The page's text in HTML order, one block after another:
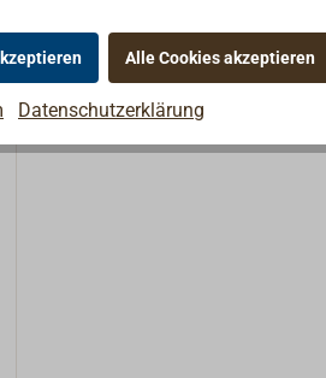
Sicherung der
Wirbelschäkel ist auch für
Anker geeignet.
Alle Cookies akzeptieren
Datenschutzerklärung